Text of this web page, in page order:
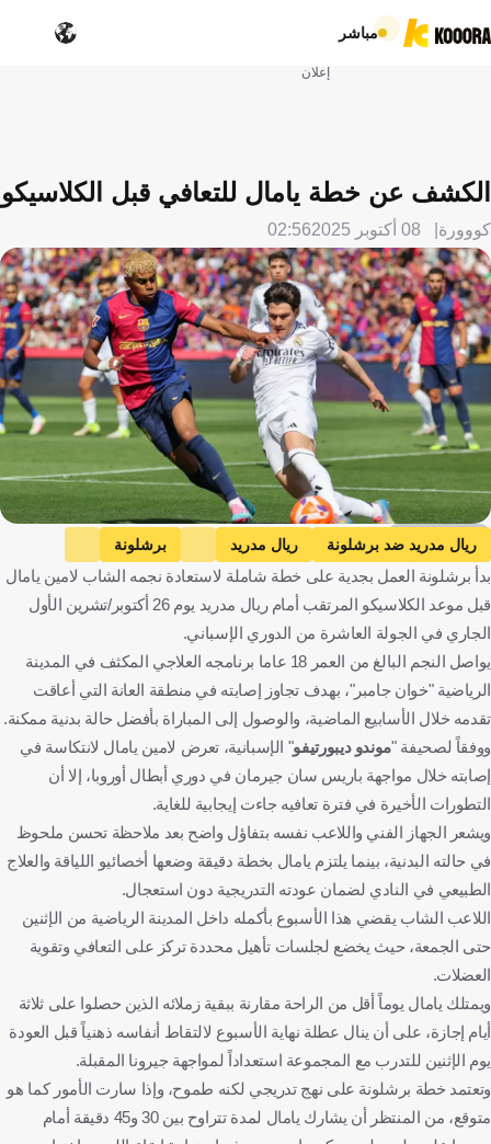
مباشر
إعلان
الكشف عن خطة يامال للتعافي قبل الكلاسيكو
كووورة 08 أكتوبر 2025 02:56
Getty Images
ريال مدريد ضد برشلونة ريال مدريد
برشلونة
الدوري الإسباني
لامين يامال إسبانيا كرة قدم
بدأ برشلونة العمل بجدية على خطة شاملة لاستعادة نجمه الشاب لامين يامال
قبل موعد الكلاسيكو المرتقب أمام ريال مدريد يوم 26 أكتوبر/تشرين الأول
الجاري في الجولة العاشرة من الدوري الإسباني.
يواصل النجم البالغ من العمر 18 عاما برنامجه العلاجي المكثف في المدينة
الرياضية "خوان جامبر"، بهدف تجاوز إصابته في منطقة العانة التي أعاقت
تقدمه خلال الأسابيع الماضية، والوصول إلى المباراة بأفضل حالة بدنية ممكنة.
ووفقاً لصحيفة "موندو ديبورتيفو" الإسبانية، تعرض لامين يامال لانتكاسة في
إصابته خلال مواجهة باريس سان جيرمان في دوري أبطال أوروبا، إلا أن
التطورات الأخيرة في فترة تعافيه جاءت إيجابية للغاية.
ويشعر الجهاز الفني واللاعب نفسه بتفاؤل واضح بعد ملاحظة تحسن ملحوظ
في حالته البدنية، بينما يلتزم يامال بخطة دقيقة وضعها أخصائيو اللياقة والعلاج
الطبيعي في النادي لضمان عودته التدريجية دون استعجال.
اللاعب الشاب يقضي هذا الأسبوع بأكمله داخل المدينة الرياضية من الإثنين
حتى الجمعة، حيث يخضع لجلسات تأهيل محددة تركز على التعافي وتقوية
العضلات.
ويمتلك يامال يوماً أقل من الراحة مقارنة ببقية زملائه الذين حصلوا على ثلاثة
أيام إجازة، على أن ينال عطلة نهاية الأسبوع لالتقاط أنفاسه ذهنياً قبل العودة
يوم الإثنين للتدرب مع المجموعة استعداداً لمواجهة جيرونا المقبلة.
وتعتمد خطة برشلونة على نهج تدريجي لكنه طموح، وإذا سارت الأمور كما هو
متوقع، من المنتظر أن يشارك يامال لمدة تتراوح بين 30 و45 دقيقة أمام